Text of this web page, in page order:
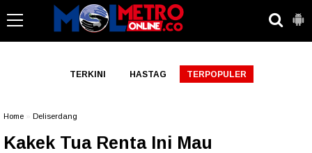
TERKINI HASTAG TERPOPULER
Home Deliserdang
Kakek Tua Renta Ini Mau